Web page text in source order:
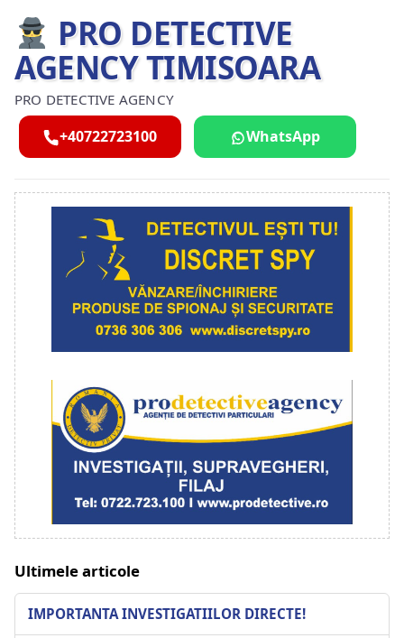
PRO DETECTIVE
AGENCY TIMISOARA
PRO DETECTIVE AGENCY
+40722723100 WhatsApp
Ultimele articole
IMPORTANTA INVESTIGATIILOR DIRECTE!